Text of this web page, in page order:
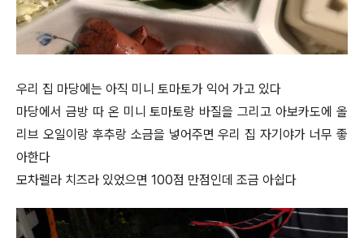
우리 집 마당에는 아직 미니 토마토가 익어 가고 있다
마당에서 금방 따 온 미니 토마토랑 바질을 그리고 아보카도에 올
리브 오일이랑 후추랑 소금을 넣어주면 우리 집 자기야가 너무 좋
아한다
모차렐라 치즈라 있었으면 100점 만점인데 조금 아쉽다